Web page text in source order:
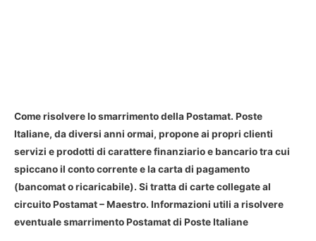
Come risolvere lo smarrimento della Postamat. Poste
Italiane, da diversi anni ormai, propone ai propri clienti
servizi e prodotti di carattere finanziario e bancario tra cui
spiccano il conto corrente e la carta di pagamento
(bancomat o ricaricabile). Si tratta di carte collegate al
circuito Postamat – Maestro. Informazioni utili a risolvere
eventuale smarrimento Postamat di Poste Italiane